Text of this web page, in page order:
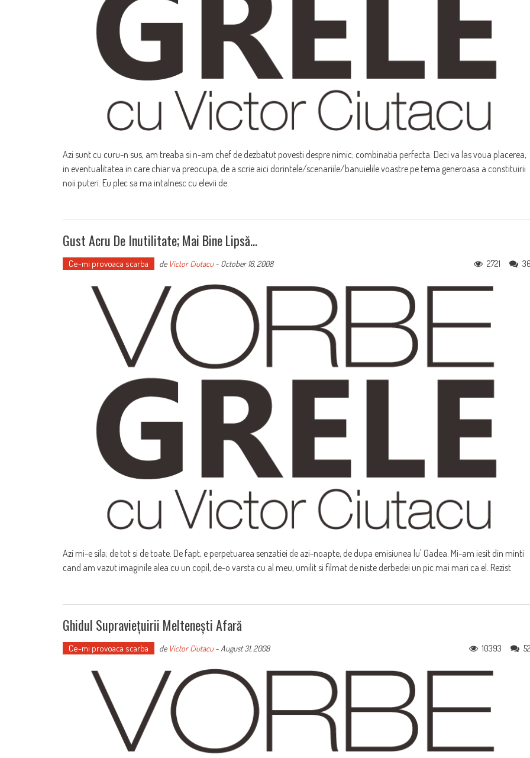
Azi sunt cu curu-n sus, am treaba si n-am chef de dezbatut povesti despre nimic; combinatia perfecta. Deci va las voua placerea,
in eventualitatea in care chiar va preocupa, de a scrie aici dorintele/scenariile/banuielile voastre pe tema generoasa a constituirii
noii puteri. Eu plec sa ma intalnesc cu elevii de
Gust Acru De Inutilitate; Mai Bine Lipsă…
Ce-mi provoaca scarba de Victor Ciutacu- October 16, 2008 2721
Azi mi-e sila; de tot si de toate. De fapt, e perpetuarea senzatiei de azi-noapte, de dupa emisiunea lu' Gadea. Mi-am iesit din minti
cand am vazut imaginile alea cu un copil, de-o varsta cu al meu, umilit si filmat de niste derbedei un pic mai mari ca el. Rezist
Ghidul Supraviețuirii Meltenești Afară
Ce-mi provoaca scarba de Victor Ciutacu- August 31, 2008 10393